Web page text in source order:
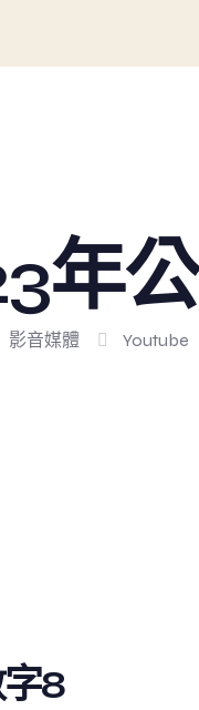
年
影音媒體 Youtube
8